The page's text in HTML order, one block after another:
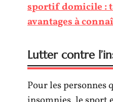
sportif domicile :
avantages à
Lutter contre
Pour les personnes